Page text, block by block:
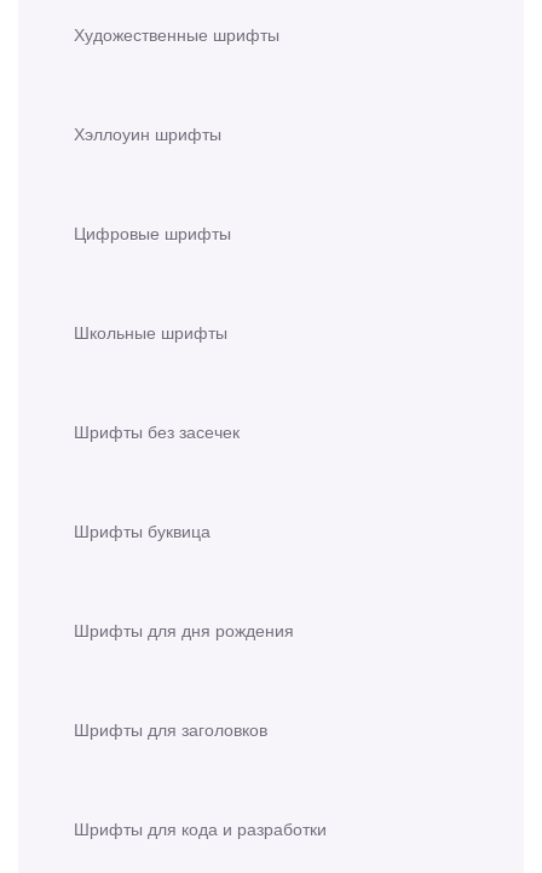
Художественные шрифты
Хэллоуин шрифты
Цифровые шрифты
Школьные шрифты
Шрифты без засечек
Шрифты буквица
Шрифты для дня рождения
Шрифты для заголовков
Шрифты для кода и разработки